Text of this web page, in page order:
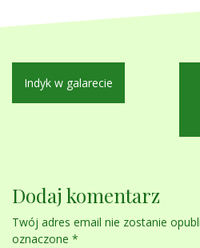
Nawigacja
wpisu
Indyk w galarecie
Dodaj komentarz
Twój adres email nie zostanie
oznaczone *